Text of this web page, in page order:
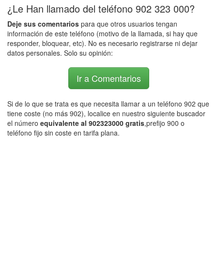
¿Le Han llamado del teléfono 902 323 000?
Deje sus comentarios para que otros usuarios tengan
información de este teléfono (motivo de la llamada, si hay que
responder, bloquear, etc). No es necesario registrarse ni dejar
datos personales. Solo su opinión:
Ir a Comentarios
Si de lo que se trata es que necesita llamar a un teléfono 902 que
tiene coste (no más 902), localice en nuestro siguiente buscador
el número equivalente al 902323000 gratis,prefijo 900 o
teléfono fijo sin coste en tarifa plana.